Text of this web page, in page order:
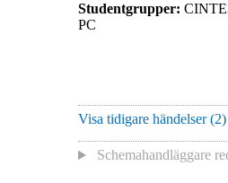
Studentgrupper:
PC
Visa tidigare händelser (2)
Schemahandläggare